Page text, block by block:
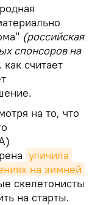
(российская
спонсоров на
как считает
на то, что
уличила
на зимней
скелетонисты
на старты.